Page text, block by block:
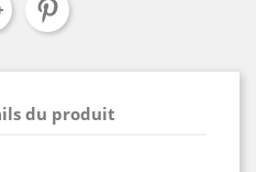
du produit